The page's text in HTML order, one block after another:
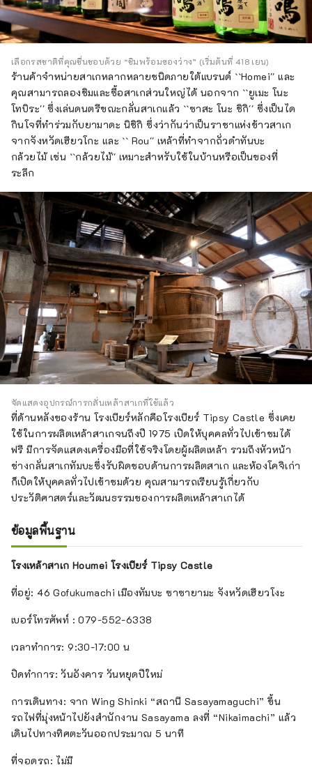
เลือกรสชาติที่คุณชื่นชอบด้วย “ชิมพร้อมของว่าง” (เริ่มต้นที่ 418 เยน)
ร้านค้าจำหน่ายสาเกหลากหลายชนิดภายใต้แบรนด์ ``Homei'' และ
คุณสามารถลองชิมและซื้อสาเกส่วนใหญ่ได้ นอกจาก ``ยูเมะ โนะ
โทบิระ'' ซึ่งเล่นดนตรีขณะกลั่นสาเกแล้ว ``ซาสะ โนะ ชิกิ'' ซึ่งเป็นได
กินโจที่ทำร่วมกับยามาดะ นิชิกิ ซึ่งว่ากันว่าเป็นราชาแห่งข้าวสาเก
จากจังหวัดเฮียวโกะ และ `` Rou'' เหล้าที่ทำจากถั่วดำทันบะ
กล้วยไม้ เช่น ``กล้วยไม้'' เหมาะสำหรับใช้ในบ้านหรือเป็นของที่
ระลึก
จัดแสดงอุปกรณ์การกลั่นเหล้าสาเกที่ใช้แล้ว
ที่ด้านหลังของร้าน โรงเบียร์หลักคือโรงเบียร์ Tipsy Castle ซึ่งเคย
ใช้ในการผลิตเหล้าสาเกจนถึงปี 1975 เปิดให้บุคคลทั่วไปเข้าชมได้
ฟรี มีการจัดแสดงเครื่องมือที่ใช้จริงโดยผู้ผลิตเหล้า รวมถึงหัวหน้า
ช่างกลั่นสาเกทัมบะซึ่งรับผิดชอบด้านการผลิตสาเก และห้องโคจิเก่า
ก็เปิดให้บุคคลทั่วไปเข้าชมด้วย คุณสามารถเรียนรู้เกี่ยวกับ
ประวัติศาสตร์และวัฒนธรรมของการผลิตเหล้าสาเกได้
ข้อมูลพื้นฐาน
โรงเหล้าสาเก Houmei โรงเบียร์ Tipsy Castle
ที่อยู่: 46 Gofukumachi เมืองทัมบะ ซาซายามะ จังหวัดเฮียวโงะ
เบอร์โทรศัพท์ : 079-552-6338
เวลาทำการ: 9:30-17:00 น
ปิดทำการ: วันอังคาร วันหยุดปีใหม่
การเดินทาง: จาก Wing Shinki “สถานี Sasayamaguchi” ขึ้น
รถไฟที่มุ่งหน้าไปยังสำนักงาน Sasayama ลงที่ “Nikaimachi” แล้ว
เดินไปทางทิศตะวันออกประมาณ 5 นาที
ที่จอดรถ: ไม่มี